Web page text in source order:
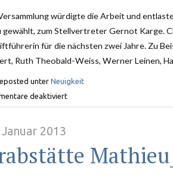
würdigte die Arbeit und
gewählt, zum Stellvertreter Gernot Karge.
für die nächsten zwei Jahre. Zu
Ruth Theobald-Weiss, Werner Leinen,
unter Neuigkeit
deaktiviert
2013